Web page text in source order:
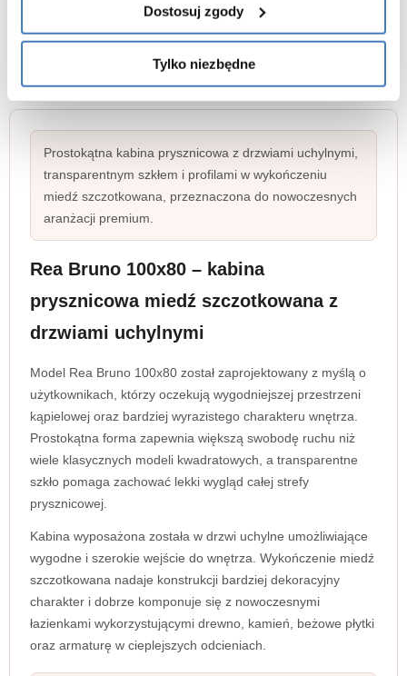
Dostosuj zgody
Tylko niezbędne
Prostokątna kabina prysznicowa z drzwiami uchylnymi,
transparentnym szkłem i profilami w wykończeniu
miedź szczotkowana, przeznaczona do nowoczesnych
aranżacji premium.
Rea Bruno 100x80 – kabina
prysznicowa miedź szczotkowana z
drzwiami uchylnymi
Model Rea Bruno 100x80 został zaprojektowany z myślą o
użytkownikach, którzy oczekują wygodniejszej przestrzeni
kąpielowej oraz bardziej wyrazistego charakteru wnętrza.
Prostokątna forma zapewnia większą swobodę ruchu niż
wiele klasycznych modeli kwadratowych, a transparentne
szkło pomaga zachować lekki wygląd całej strefy
prysznicowej.
Kabina wyposażona została w drzwi uchylne umożliwiające
wygodne i szerokie wejście do wnętrza. Wykończenie miedź
szczotkowana nadaje konstrukcji bardziej dekoracyjny
charakter i dobrze komponuje się z nowoczesnymi
łazienkami wykorzystującymi drewno, kamień, beżowe płytki
oraz armaturę w cieplejszych odcieniach.